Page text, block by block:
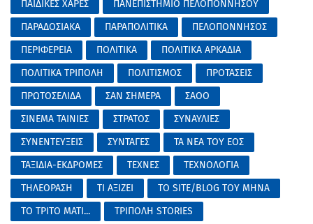
ΠΑΙΔΙΚΕΣ ΧΑΡΕΣ
ΠΑΝΕΠΙΣΤΗΜΙΟ ΠΕΛΟΠΟΝΝΗΣΟΥ
ΠΑΡΑΔΟΣΙΑΚΑ
ΠΑΡΑΠΟΛΙΤΙΚΑ
ΠΕΛΟΠΟΝΝΗΣΟΣ
ΠΕΡΙΦΕΡΕΙΑ
ΠΟΛΙΤΙΚΑ
ΠΟΛΙΤΙΚΑ ΑΡΚΑΔΙΑ
ΠΟΛΙΤΙΚΑ ΤΡΙΠΟΛΗ
ΠΟΛΙΤΙΣΜΟΣ
ΠΡΟΤΑΣΕΙΣ
ΠΡΩΤΟΣΕΛΙΔΑ
ΣΑΝ ΣΗΜΕΡΑ
ΣΑΟΟ
ΣΙΝΕΜΑ ΤΑΙΝΙΕΣ
ΣΤΡΑΤΟΣ
ΣΥΝΑΥΛΙΕΣ
ΣΥΝΕΝΤΕΥΞΕΙΣ
ΣΥΝΤΑΓΕΣ
ΤΑ ΝΕΑ ΤΟΥ ΕΟΣ
ΤΑΞΙΔΙΑ-ΕΚΔΡΟΜΕΣ
ΤΕΧΝΕΣ
ΤΕΧΝΟΛΟΓΙΑ
ΤΗΛΕΟΡΑΣΗ
ΤΙ ΑΞΙΖΕΙ
ΤΟ SITE/BLOG ΤΟΥ ΜΗΝΑ
ΤΟ ΤΡΙΤΟ ΜΑΤΙ...
ΤΡΙΠΟΛΗ STORIES